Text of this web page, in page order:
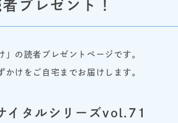
プレゼント！
」の読者プレゼントページです。
けをご自宅までお届けします。
イタルシリーズvol.71